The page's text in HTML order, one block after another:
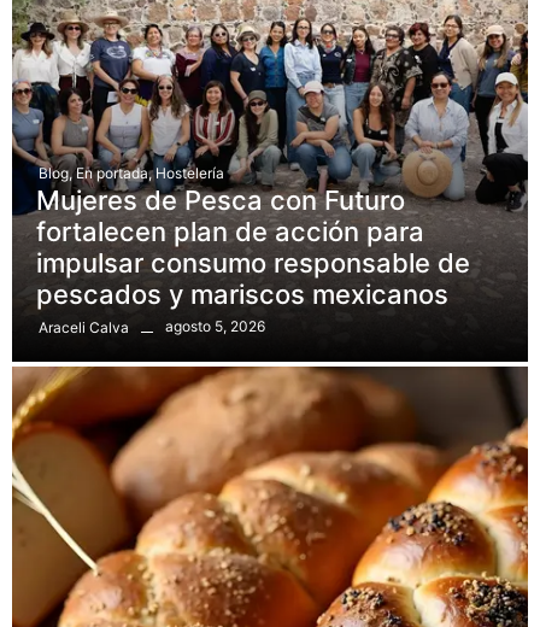
Blog, En portada, Hostelería
Mujeres de Pesca con Futuro
fortalecen plan de acción para
impulsar consumo responsable de
pescados y mariscos mexicanos
Araceli Calva agosto 5, 2026